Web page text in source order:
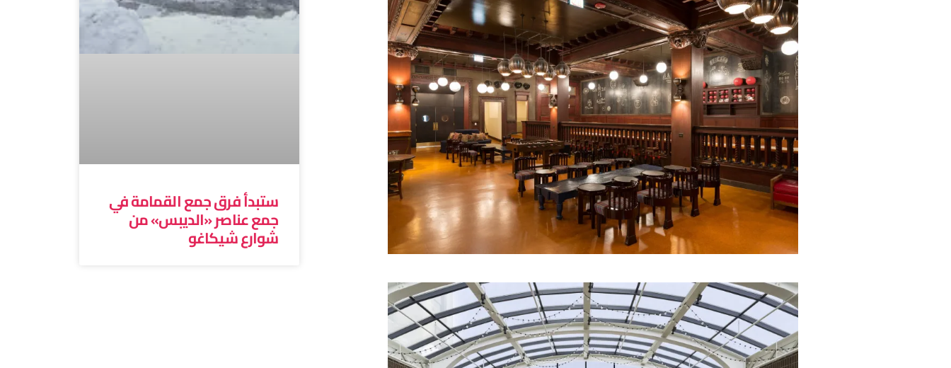
ستبدأ فرق جمع القمامة في
جمع عناصر «الديبس» من
شوارع شيكاغو